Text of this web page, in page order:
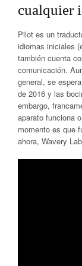
cualquier
Pilot es un
idiomas iniciales
también cuenta
comunicación.
general, se
de 2016 y las
embargo,
aparato funciona
momento es que
ahora, Wavery